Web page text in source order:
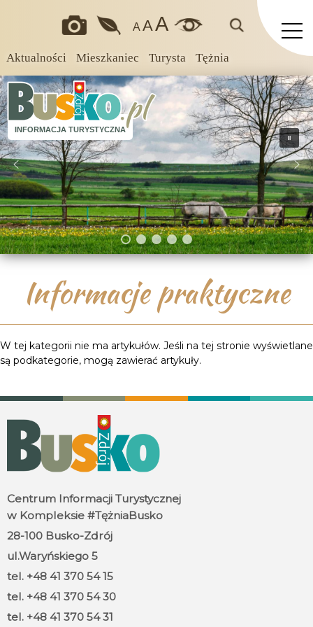
Aktualności Mieszkaniec Turysta Tężnia
A AA
INFORMACJA TURYSTYCZNA
Informacje praktyczne
Informacja
W tej kategorii nie ma artykułów. Jeśli na tej stronie wyświetlane
są podkategorie, mogą zawierać artykuły.
Centrum Informacji Turystycznej
w Kompleksie #TężniaBusko
28-100 Busko-Zdrój
ul.Waryńskiego 5
tel. +48 41 370 54 15
tel. +48 41 370 54 30
tel. +48 41 370 54 31